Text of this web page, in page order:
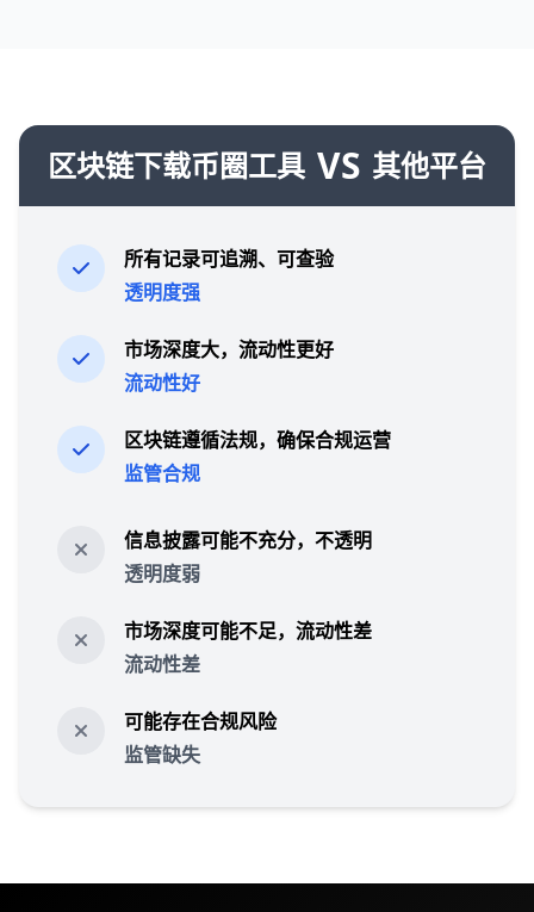
区块链下载币圈工具 VS 其他平台
所有记录可追溯、可查验
透明度强
市场深度大，流动性更好
流动性好
区块链遵循法规，确保合规运营
监管合规
信息披露可能不充分，不透明
透明度弱
市场深度可能不足，流动性差
流动性差
可能存在合规风险
监管缺失